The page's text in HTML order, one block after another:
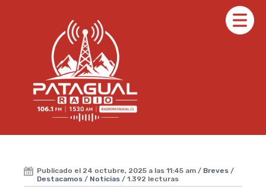
Publicado el 24 octubre, 2025 a las 11:45 am / Breves /
Destacamos / Noticias / 1.392 lecturas